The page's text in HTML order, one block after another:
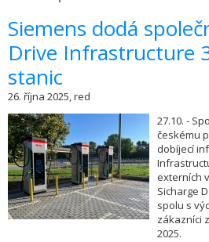
​Siemens dodá
Drive Infrastructure
stanic
26. října 2025, red
27.10. -
českému
dobíjecí
externích
Sicharge
spolu s
zákazníci
2025.